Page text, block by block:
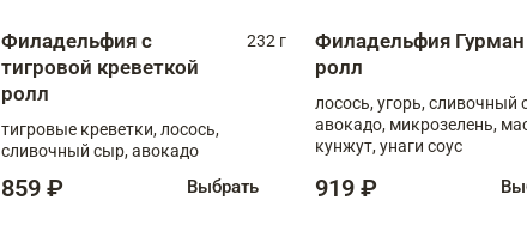
Филадельфия с
тигровой креветкой
ролл
232 г
тигровые креветки, лосось,
сливочный сыр, авокадо
859 ₽ Выбрать
Филадельфия Гурман
ролл
лосось, угорь, сливочный
авокадо, микрозелень,
кунжут, унаги соус
919 ₽